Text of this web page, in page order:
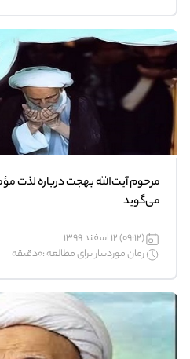
مرحوم آیت‌الله بهجت درباره لذت
می‌گوید
(09:12) 12 اسفند 1399
زمان موردنیاز برای مطالعه :0دقیقه